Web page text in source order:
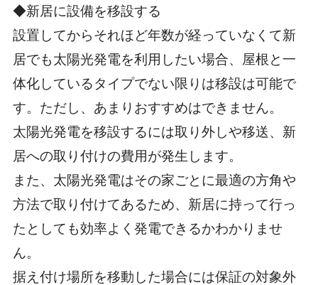
◆新居に設備を移設する
設置してからそれほど年数が経っていなくて新
居でも太陽光発電を利用したい場合、屋根と一
体化しているタイプでない限りは移設は可能で
す。 ただし、あまりおすすめはできません。
太陽光発電を移設するには取り外しや移送、新
居への取り付けの費用が発生します。
また、太陽光発電はその家ごとに最適の方角や
方法で取り付けてあるため、新居に持って行っ
たとしても効率よく発電できるかわかりませ
ん。
据え付け場所を移動した場合には保証の対象外